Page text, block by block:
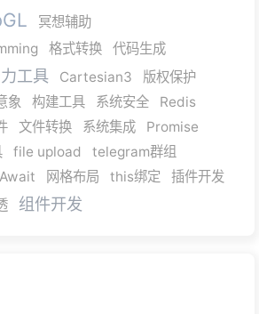
冥想辅助
格式转换
代码生成
工具 Cartesian3
版权保护
象 构建工具 系统安全
Redis
文件转换 系统集成
Promise
file upload
telegram群组
网格布局 this绑定
插件开发
组件开发